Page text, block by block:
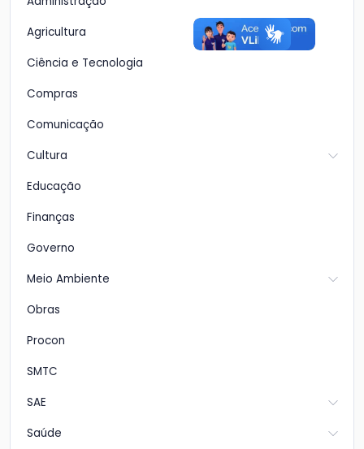
Agricultura
Ciência e Tecnologia
Compras
Comunicação
Cultura
Educação
Finanças
Governo
Meio Ambiente
Obras
Procon
SMTC
SAE
Saúde